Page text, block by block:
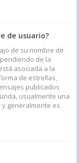
de usuario?
de su nombre de
de la
asociada a la
de estrellas,
publicados
usualmente una
generalmente es